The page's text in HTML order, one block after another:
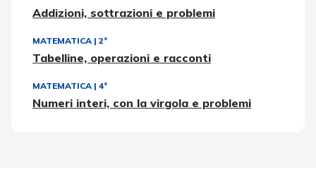
Addizioni, sottrazioni e problemi
MATEMATICA | 2ª
Tabelline, operazioni e racconti
MATEMATICA | 4ª
Numeri interi, con la virgola e problemi